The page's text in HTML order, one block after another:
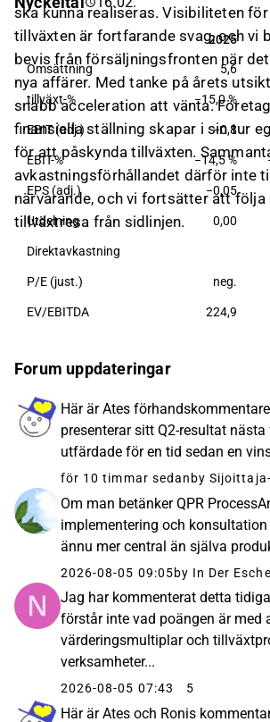
ska kunna realiseras. Visibiliteten
tillväxten är fortfarande svag, och vi
bevis från försäljningsfronten när
nya affärer. Med tanke på årets
snabb acceleration att vänta.
finansiella ställning skapar i sin tur
för att påskynda tillväxten.
avkastningsförhållandet därför inte
närvarande, och vi fortsätter att följa
tillväxtresa från sidlinjen.
riskhantering samt övriga Business
lösningar. Bolagets huvudkontor
2025
2025
Omsättning 5,6
tillväxt-% −15,0 %
EBIT (adj.) −0,8
EBIT-% −14,5 %
EPS (adj.) −0,05
Utdelning 0,00
Direktavkastning
P/E (just.) neg.
EV/EBITDA 224,9
Forum uppdateringar
Här är Ates
presenterar sitt Q2-resultat
utfärdade för en tid sedan en
för 10 timmar sedan by
Om man betänker QPR
implementering och
ännu mer central än själva
2026-08-05 09:05by In Der Esche
Jag har kommenterat detta
förstår inte vad poängen är med
värderingsmultiplar och
verksamheter...
2026-08-05 07:43 5
Här är Ates och Ronis